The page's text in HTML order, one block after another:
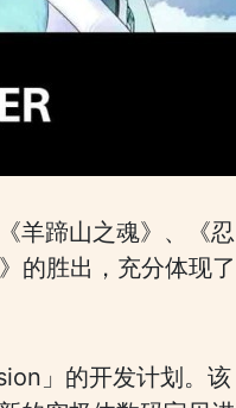
羊蹄山之魂》、《忍
的胜出，充分体现了
」的开发计划。该